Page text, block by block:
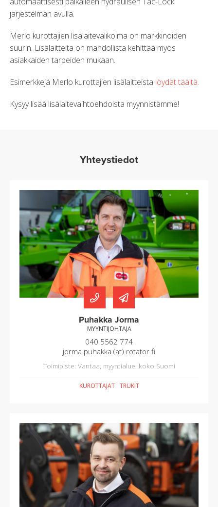
järjestelmän avulla.
Merlo kurottajien lisälaitevalikoima on markkinoiden
suurin. Lisälaitteita on mahdollista kehittää myös
asiakkaiden tarpeiden mukaan.
Esimerkkejä Merlo kurottajien lisälaitteista löydät täältä.
Kysyy lisää lisälaitevaihtoehdoista myynnistämme!
Yhteystiedot
Puhakka Jorma
MYYNTIJOHTAJA
040 5562 774
jorma.puhakka (at) rotator.fi
Toimipiste: Vantaa, myyntialue: koko Suomi
KUROTTAJAT TRUKIT